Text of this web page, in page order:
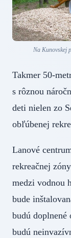
Na Kunovskej
Takmer 50-
s rôznou
deti nielen zo
obľúbenej
Lanové
rekreačnej
medzi vodnou
bude
budú
budú